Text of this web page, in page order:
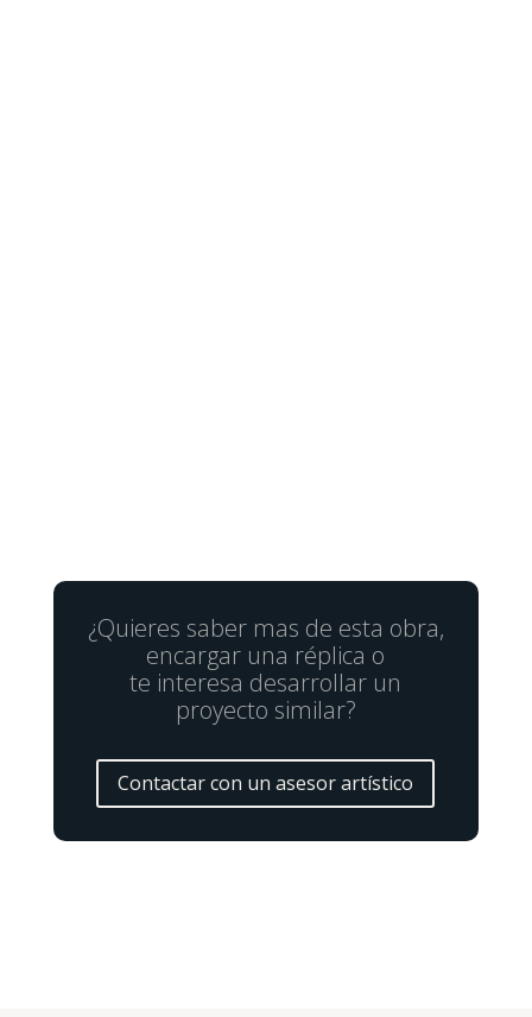
¿Quieres saber mas de esta obra,
encargar una réplica o
te interesa desarrollar un
proyecto similar?
Contactar con un asesor artístico